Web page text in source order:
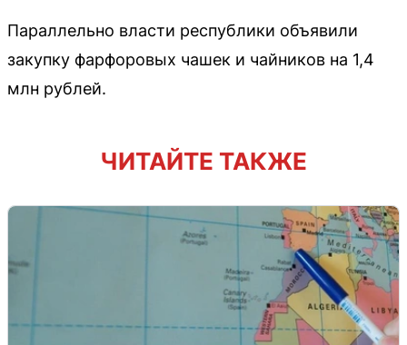
Параллельно власти республики объявили
закупку фарфоровых чашек и чайников на 1,4
млн рублей.
ЧИТАЙТЕ ТАКЖЕ